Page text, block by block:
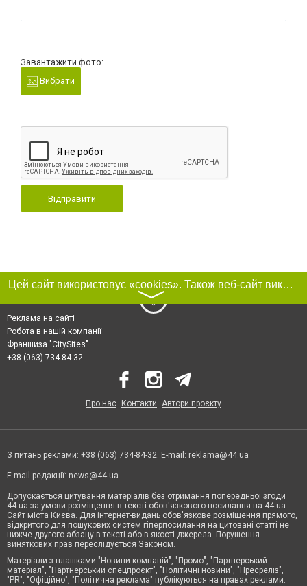
Завантажити фото:
Вибрати
Відправити
Цей сайт використовує «cookies». Також веб-сайт використовує інтернет-сервіс для збору технічних даних стосовно відвідувачів з метою отримання маркетингової та статистичної інформації. Умови обробки даних відвідувачів сайту див.
〉
Реклама на сайті
Робота в нашій компанії
Франшиза "CitySites"
+38 (063) 734-84-32
Про нас Контакти Автори проєкту
З питань реклами: +38 (063) 734-84-32. E-mail: reklama@44.ua
E-mail редакції: news@44.ua
Допускається цитування матеріалів без отримання попередньої згоди
44.ua за умови розміщення в тексті обов'язкового посилання на 44.ua -
Сайт міста Києва. Для інтернет-видань обов'язкове розміщення прямого,
відкритого для пошукових систем гіперпосилання на цитовані статті не
нижче другого абзацу в тексті або в якості джерела. Порушення
виняткових прав переслідується Законом.
Матеріали з плашками "Новини компаній", "Промо", "Партнерський
матеріал", "Партнерський спецпроєкт", "Політичні новини", "Пресреліз",
"PR", "Офіційно", "Політична реклама" публікуються на правах реклами.